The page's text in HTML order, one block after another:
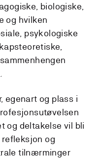
biologiske,
og hvilken
psykologiske
egenart og plass i
og deltakelse vil bli
og
tilnærminger